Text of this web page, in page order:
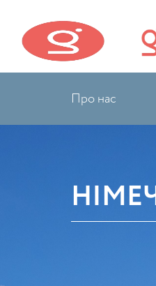
Про нас